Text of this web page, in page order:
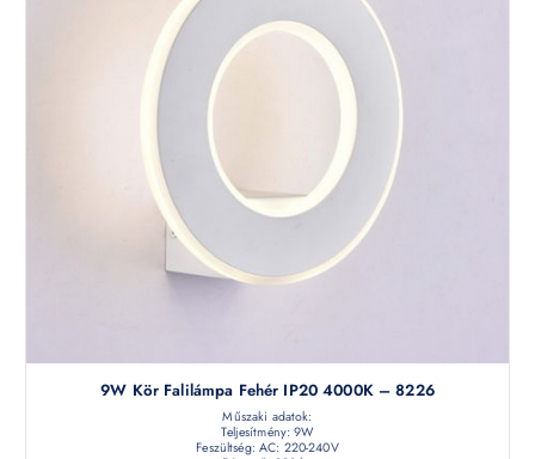
9W Kör Falilámpa Fehér IP20 4000K – 8226
Műszaki adatok:
Teljesítmény: 9W
Feszültség: AC: 220-240V